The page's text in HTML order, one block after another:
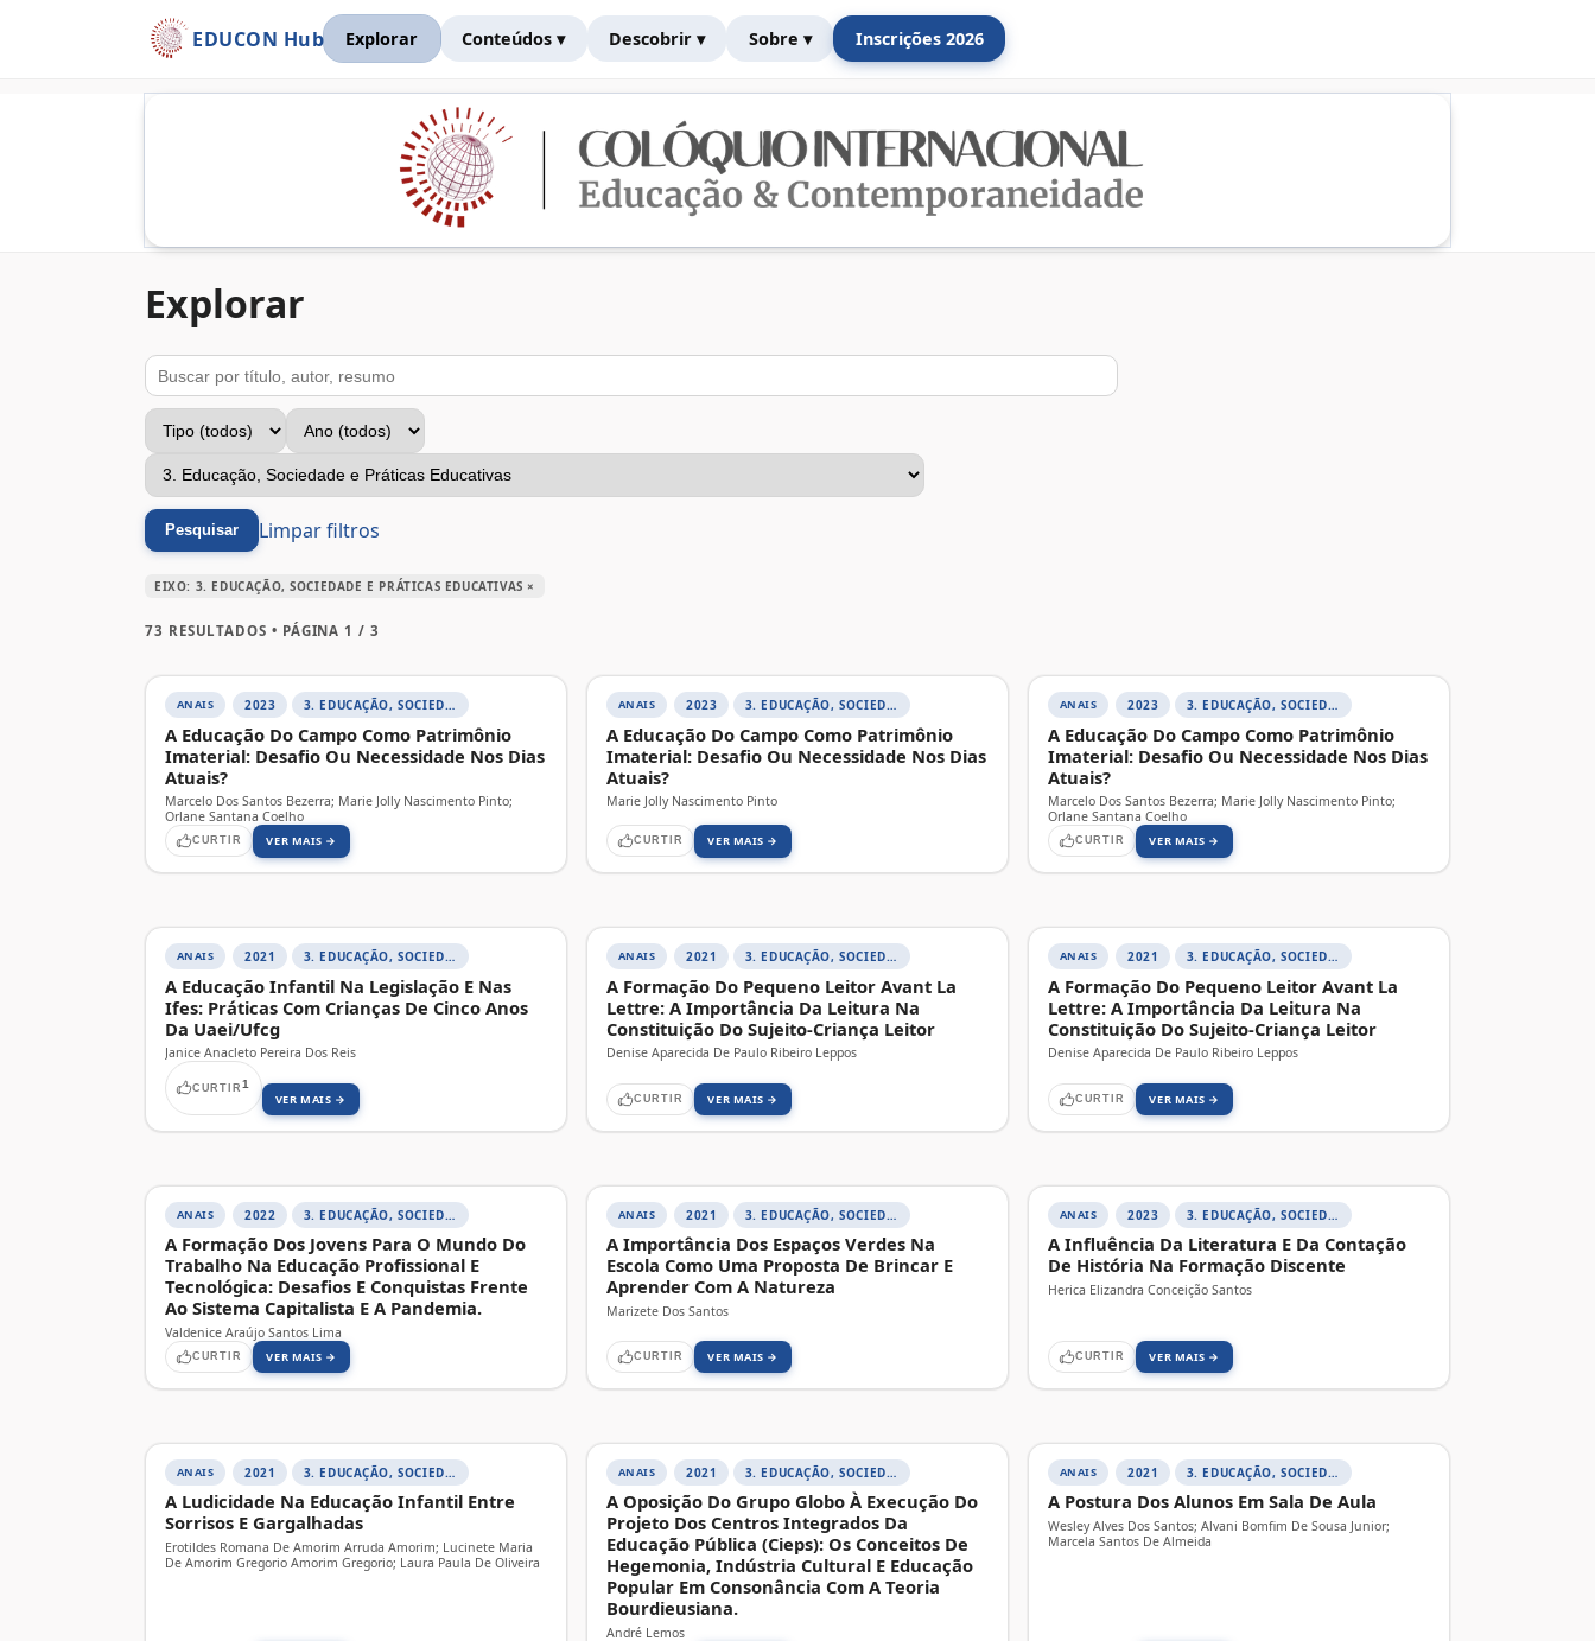
EDUCON Hub Explorar Conteúdos ▾ Descobrir ▾ Sobre ▾ Inscrições 2026
Explorar
Buscar
Tipo
Ano
Eixo temático
Pesquisar Limpar filtros
EIXO: 3. EDUCAÇÃO, SOCIEDADE E PRÁTICAS EDUCATIVAS ×
73 RESULTADOS • PÁGINA 1 / 3
ANAIS 2023 3. EDUCAÇÃO, SOCIEDADE E PRÁTICAS EDUCATIVAS
A Educação Do Campo Como Patrimônio
Imaterial: Desafio Ou Necessidade Nos Dias
Atuais?
Marcelo Dos Santos Bezerra; Marie Jolly Nascimento Pinto;
Orlane Santana Coelho
CURTIR VER MAIS →
ANAIS 2023 3. EDUCAÇÃO, SOCIEDADE E PRÁTICAS EDUCATIVAS
A Educação Do Campo Como Patrimônio
Imaterial: Desafio Ou Necessidade Nos Dias
Atuais?
Marie Jolly Nascimento Pinto
CURTIR VER MAIS →
ANAIS 2023 3. EDUCAÇÃO, SOCIEDADE E PRÁTICAS EDUCATIVAS
A Educação Do Campo Como Patrimônio
Imaterial: Desafio Ou Necessidade Nos Dias
Atuais?
Marcelo Dos Santos Bezerra; Marie Jolly Nascimento Pinto;
Orlane Santana Coelho
CURTIR VER MAIS →
ANAIS 2021 3. EDUCAÇÃO, SOCIEDADE E PRÁTICAS EDUCATIVAS
A Educação Infantil Na Legislação E Nas
Ifes: Práticas Com Crianças De Cinco Anos
Da Uaei/Ufcg
Janice Anacleto Pereira Dos Reis
CURTIR 1
VER MAIS →
ANAIS 2021 3. EDUCAÇÃO, SOCIEDADE E PRÁTICAS EDUCATIVAS
A Formação Do Pequeno Leitor Avant La
Lettre: A Importância Da Leitura Na
Constituição Do Sujeito-Criança Leitor
Denise Aparecida De Paulo Ribeiro Leppos
CURTIR VER MAIS →
ANAIS 2021 3. EDUCAÇÃO, SOCIEDADE E PRÁTICAS EDUCATIVAS
A Formação Do Pequeno Leitor Avant La
Lettre: A Importância Da Leitura Na
Constituição Do Sujeito-Criança Leitor
Denise Aparecida De Paulo Ribeiro Leppos
CURTIR VER MAIS →
ANAIS 2022 3. EDUCAÇÃO, SOCIEDADE E PRÁTICAS EDUCATIVAS
A Formação Dos Jovens Para O Mundo Do
Trabalho Na Educação Profissional E
Tecnológica: Desafios E Conquistas Frente
Ao Sistema Capitalista E A Pandemia.
Valdenice Araújo Santos Lima
CURTIR VER MAIS →
ANAIS 2021 3. EDUCAÇÃO, SOCIEDADE E PRÁTICAS EDUCATIVAS
A Importância Dos Espaços Verdes Na
Escola Como Uma Proposta De Brincar E
Aprender Com A Natureza
Marizete Dos Santos
CURTIR VER MAIS →
ANAIS 2023 3. EDUCAÇÃO, SOCIEDADE E PRÁTICAS EDUCATIVAS
A Influência Da Literatura E Da Contação
De História Na Formação Discente
Herica Elizandra Conceição Santos
CURTIR VER MAIS →
ANAIS 2021 3. EDUCAÇÃO, SOCIEDADE E PRÁTICAS EDUCATIVAS
A Ludicidade Na Educação Infantil Entre
Sorrisos E Gargalhadas
Erotildes Romana De Amorim Arruda Amorim; Lucinete Maria
De Amorim Gregorio Amorim Gregorio; Laura Paula De Oliveira
ANAIS 2021 3. EDUCAÇÃO, SOCIEDADE E PRÁTICAS EDUCATIVAS
A Oposição Do Grupo Globo À Execução Do
Projeto Dos Centros Integrados Da
Educação Pública (Cieps): Os Conceitos De
Hegemonia, Indústria Cultural E Educação
Popular Em Consonância Com A Teoria
Bourdieusiana.
André Lemos
ANAIS 2021 3. EDUCAÇÃO, SOCIEDADE E PRÁTICAS EDUCATIVAS
A Postura Dos Alunos Em Sala De Aula
Wesley Alves Dos Santos; Alvani Bomfim De Sousa Junior;
Marcela Santos De Almeida